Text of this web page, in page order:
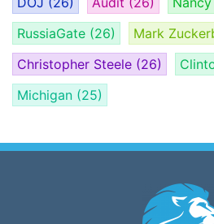
RussiaGate (26) Mark
Christopher Steele (26)
Michigan (25)